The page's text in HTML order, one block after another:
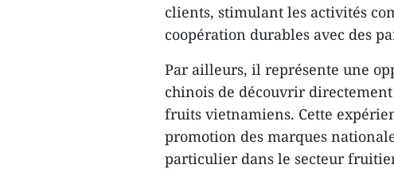
clients, stimulant les activités
coopération durables avec des
Par ailleurs, il représente une
chinois de découvrir
fruits vietnamiens. Cette
promotion des marques
particulier dans le secteur